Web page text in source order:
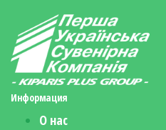
Информация
О нас